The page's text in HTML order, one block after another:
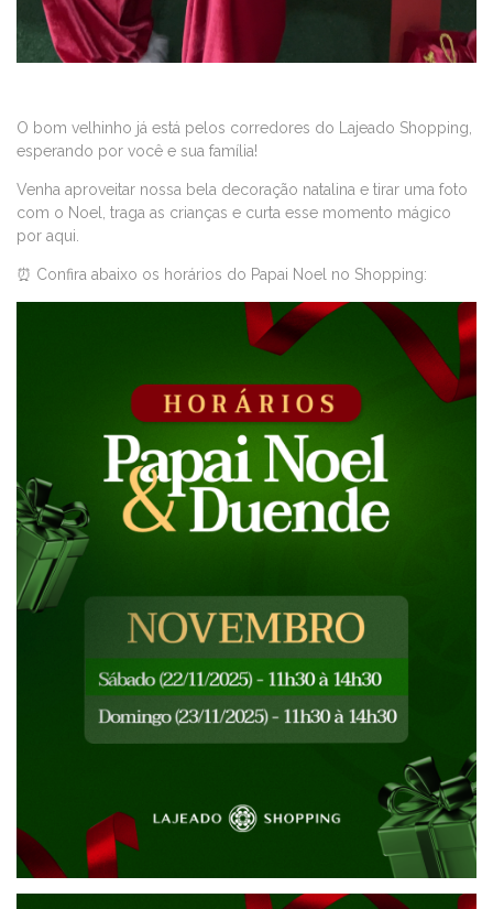
O bom velhinho já está pelos corredores do Lajeado Shopping,
esperando por você e sua família!
Venha aproveitar nossa bela decoração natalina e tirar uma foto
com o Noel, traga as crianças e curta esse momento mágico
por aqui.
⏰ Confira abaixo os horários do Papai Noel no Shopping: